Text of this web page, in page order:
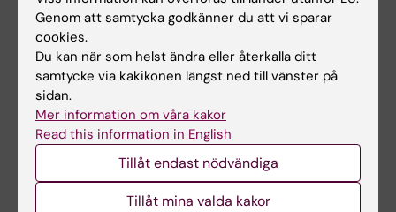
Februari 5 10
Mars
April 2 10
Maj 6
5 10
Genom att samtycka godkänner du att vi sparar
cookies.
Du kan när som helst ändra eller återkalla ditt
samtycke via kakikonen längst ned till vänster på
sidan.
Mer information om våra kakor
Read this information in English
Tillåt endast nödvändiga
Tillåt mina valda kakor